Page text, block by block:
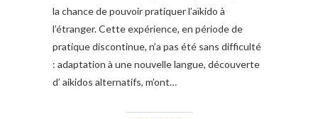
la chance de pouvoir pratiquer l’aïkido à
l’étranger. Cette expérience, en période de
pratique discontinue, n’a pas été sans difficulté
: adaptation à une nouvelle langue, découverte
d’ aikidos alternatifs, m’ont…